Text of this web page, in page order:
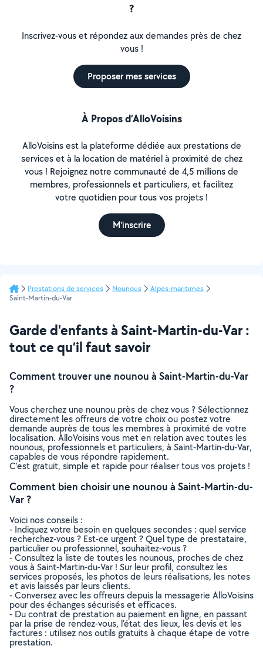
?
Inscrivez-vous et répondez aux demandes près de chez
vous !
Proposer mes services
À Propos d’AlloVoisins
AlloVoisins est la plateforme dédiée aux prestations de
services et à la location de matériel à proximité de chez
vous ! Rejoignez notre communauté de 4,5 millions de
membres, professionnels et particuliers, et facilitez
votre quotidien pour tous vos projets !
M'inscrire
Prestations de services Nounous
Alpes-maritimes
Saint-Martin-du-Var
Garde d'enfants à Saint-Martin-du-Var :
tout ce qu’il faut savoir
Comment trouver une nounou à Saint-Martin-du-Var
?
Vous cherchez une nounou près de chez vous ? Sélectionnez
directement les offreurs de votre choix ou postez votre
demande auprès de tous les membres à proximité de votre
localisation. AlloVoisins vous met en relation avec toutes les
nounous, professionnels et particuliers, à Saint-Martin-du-Var,
capables de vous répondre rapidement.
C’est gratuit, simple et rapide pour réaliser tous vos projets !
Comment bien choisir une nounou à Saint-Martin-du-
Var ?
Voici nos conseils :
- Indiquez votre besoin en quelques secondes : quel service
recherchez-vous ? Est-ce urgent ? Quel type de prestataire,
particulier ou professionnel, souhaitez-vous ?
- Consultez la liste de toutes les nounous, proches de chez
vous à Saint-Martin-du-Var ! Sur leur profil, consultez les
services proposés, les photos de leurs réalisations, les notes
et avis laissés par leurs clients.
- Conversez avec les offreurs depuis la messagerie AlloVoisins
pour des échanges sécurisés et efficaces.
- Du contrat de prestation au paiement en ligne, en passant
par la prise de rendez-vous, l’état des lieux, les devis et les
factures : utilisez nos outils gratuits à chaque étape de votre
prestation.